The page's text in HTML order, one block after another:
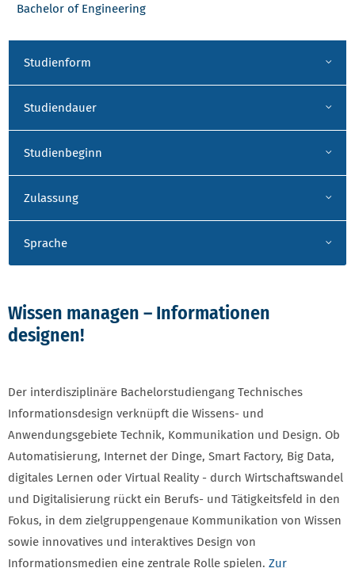
Bachelor of Engineering
Studienform
Studiendauer
Studienbeginn
Zulassung
Sprache
Wissen managen – Informationen
designen!
Der interdisziplinäre Bachelorstudiengang Technisches
Informationsdesign verknüpft die Wissens- und
Anwendungsgebiete Technik, Kommunikation und Design. Ob
Automatisierung, Internet der Dinge, Smart Factory, Big Data,
digitales Lernen oder Virtual Reality - durch Wirtschaftswandel
und Digitalisierung rückt ein Berufs- und Tätigkeitsfeld in den
Fokus, in dem zielgruppengenaue Kommunikation von Wissen
sowie innovatives und interaktives Design von
Informationsmedien eine zentrale Rolle spielen. Zur